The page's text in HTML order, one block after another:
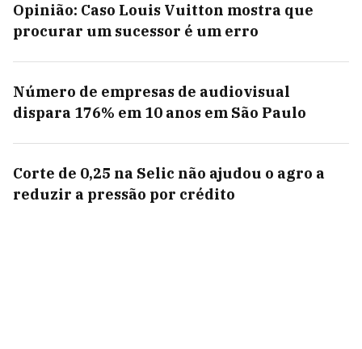
Opinião: Caso Louis Vuitton mostra que
procurar um sucessor é um erro
Número de empresas de audiovisual
dispara 176% em 10 anos em São Paulo
Corte de 0,25 na Selic não ajudou o agro a
reduzir a pressão por crédito